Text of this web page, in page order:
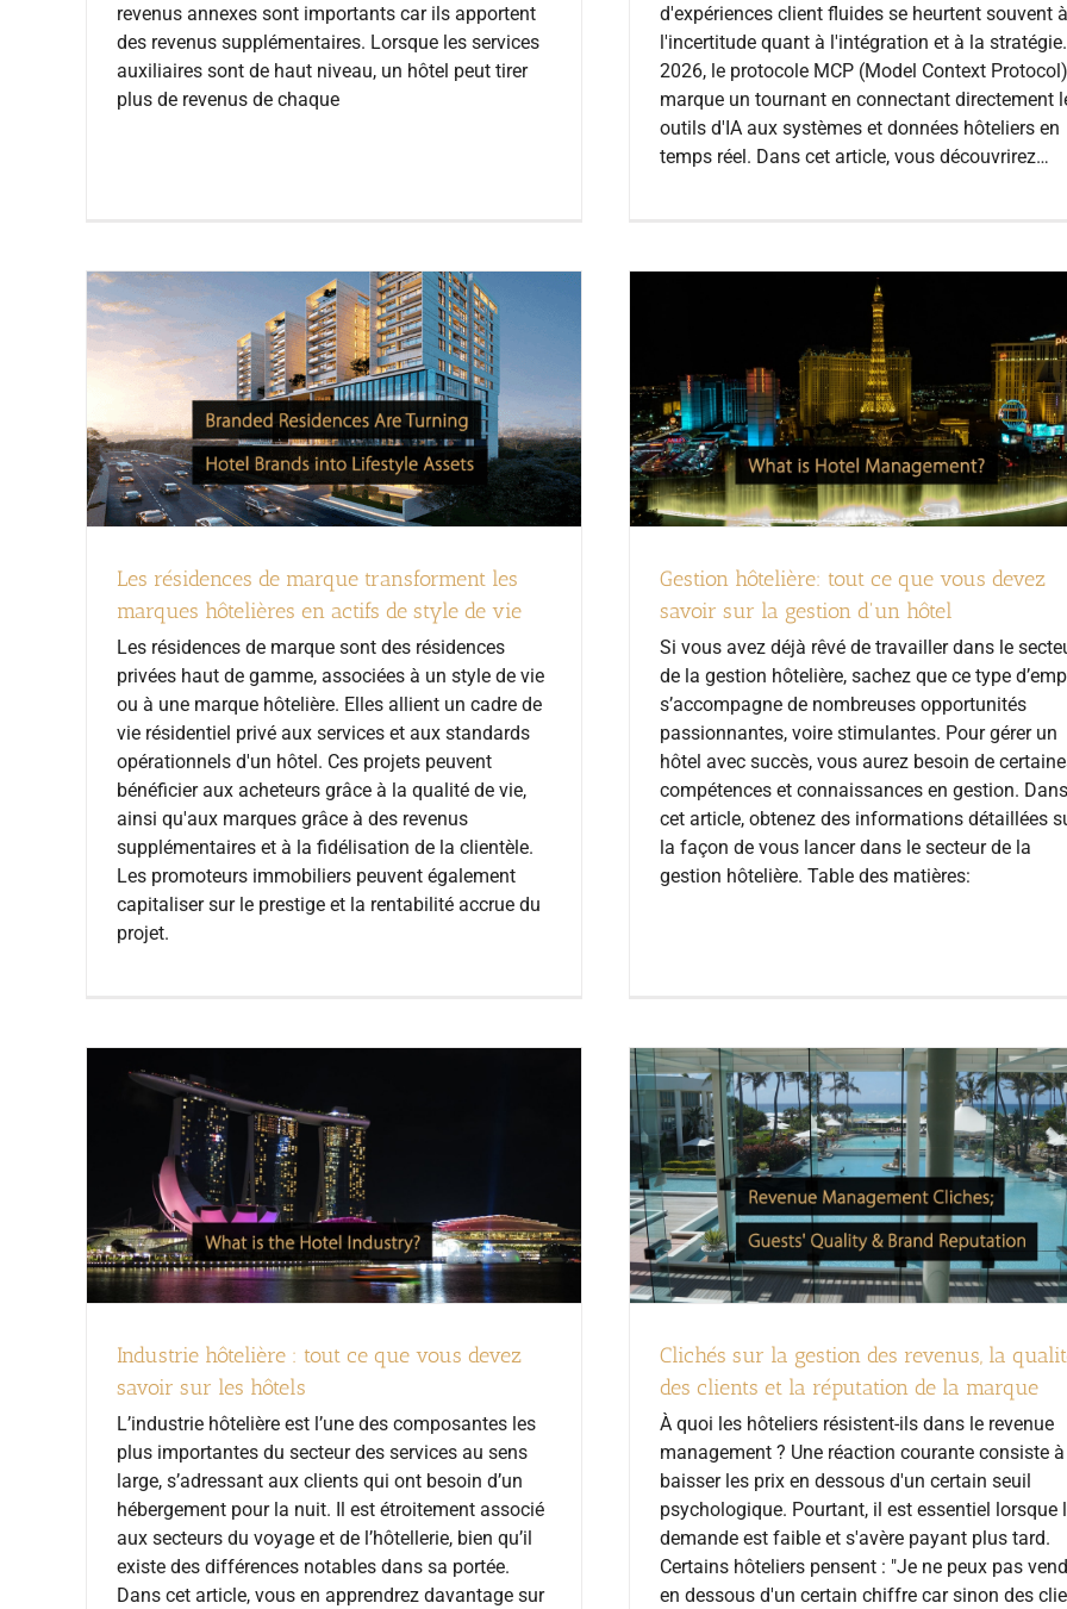
revenus annexes sont importants car ils apportent
des revenus supplémentaires. Lorsque les services
auxiliaires sont de haut niveau, un hôtel peut tirer
plus de revenus de chaque
d'expériences client fluides se heurtent souvent à
l'incertitude quant à l'intégration et à la
2026, le protocole MCP (Model Context Protocol)
marque un tournant en connectant directement
outils d'IA aux systèmes et données hôteliers en
temps réel. Dans cet article, vous découvrirez…
Les résidences de marque transforment les
marques hôtelières en actifs de style de vie
Les résidences de marque sont des résidences
privées haut de gamme, associées à un style de vie
ou à une marque hôtelière. Elles allient un cadre de
vie résidentiel privé aux services et aux standards
opérationnels d'un hôtel. Ces projets peuvent
bénéficier aux acheteurs grâce à la qualité de vie,
ainsi qu'aux marques grâce à des revenus
supplémentaires et à la fidélisation de la clientèle.
Les promoteurs immobiliers peuvent également
capitaliser sur le prestige et la rentabilité accrue du
projet.
Gestion hôtelière: tout ce que vous devez
savoir sur la gestion d'un hôtel
Si vous avez déjà rêvé de travailler dans le
de la gestion hôtelière, sachez que ce type
s’accompagne de nombreuses opportunités
passionnantes, voire stimulantes. Pour gérer un
hôtel avec succès, vous aurez besoin de
compétences et connaissances en gestion. Dans
cet article, obtenez des informations détaillées
la façon de vous lancer dans le secteur de la
gestion hôtelière. Table des matières:
Industrie hôtelière : tout ce que vous devez
savoir sur les hôtels
L’industrie hôtelière est l’une des composantes les
plus importantes du secteur des services au sens
large, s’adressant aux clients qui ont besoin d’un
hébergement pour la nuit. Il est étroitement associé
aux secteurs du voyage et de l’hôtellerie, bien qu’il
existe des différences notables dans sa portée.
Dans cet article, vous en apprendrez davantage sur
Clichés sur la gestion des revenus, la
des clients et la réputation de la marque
À quoi les hôteliers résistent-ils dans le revenue
management ? Une réaction courante consiste à
baisser les prix en dessous d'un certain seuil
psychologique. Pourtant, il est essentiel lorsque
demande est faible et s'avère payant plus tard.
Certains hôteliers pensent : "Je ne peux pas
en dessous d'un certain chiffre car sinon des